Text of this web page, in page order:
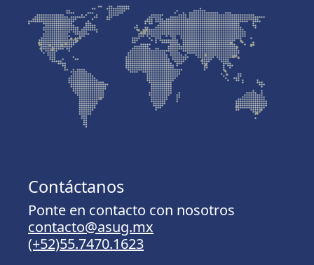
Contáctanos
Ponte en contacto con nosotros
contacto@asug.mx
(+52)55.7470.1623